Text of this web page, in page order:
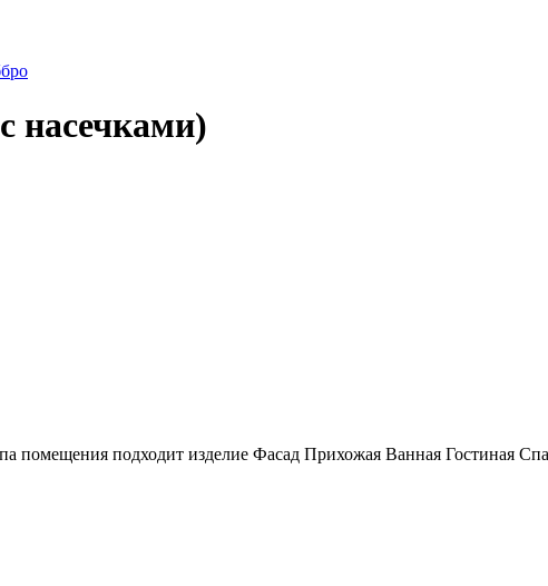
насечками)
помещения подходит изделие Фасад Прихожая Ванная Гостиная